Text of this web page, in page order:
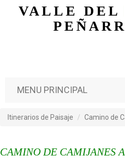
Pasar al
VALLE
MENU PRINCIPAL
Itinerarios de Paisaje Camino de
CAMINO DE CAMIJANES